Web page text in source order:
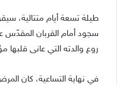
طيلة تسعة أيام متتالية،
سجود أمام القربان المقدّس
روع والدته التي عانى قلبها
في نهاية التساعية، كان